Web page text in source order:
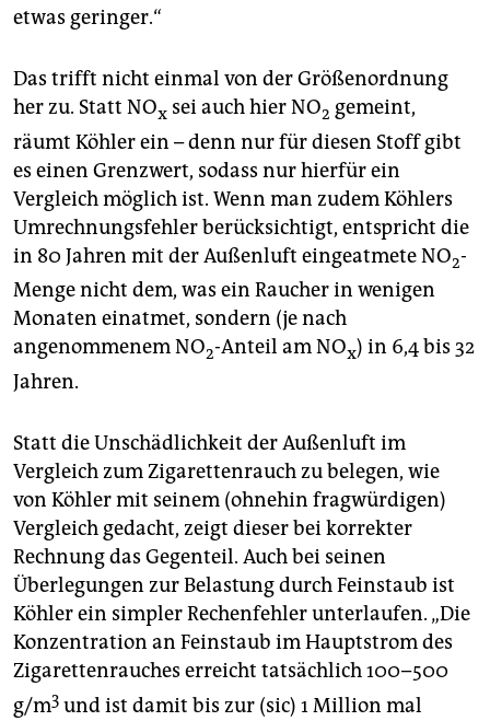
etwas geringer.“
Das trifft nicht einmal von der Größenordnung
her zu. Statt NOx sei auch hier NO2 gemeint,
räumt Köhler ein – denn nur für diesen Stoff gibt
es einen Grenzwert, sodass nur hierfür ein
Vergleich möglich ist. Wenn man zudem Köhlers
Umrechnungsfehler berücksichtigt, entspricht die
in 80 Jahren mit der Außenluft eingeatmete NO2-
Menge nicht dem, was ein Raucher in wenigen
Monaten einatmet, sondern (je nach
angenommenem NO2-Anteil am NOx) in 6,4 bis 32
Jahren.
Statt die Unschädlichkeit der Außenluft im
Vergleich zum Zigarettenrauch zu belegen, wie
von Köhler mit seinem (ohnehin fragwürdigen)
Vergleich gedacht, zeigt dieser bei korrekter
Rechnung das Gegenteil. Auch bei seinen
Überlegungen zur Belastung durch Feinstaub ist
Köhler ein simpler Rechenfehler unterlaufen. „Die
Konzentration an Feinstaub im Hauptstrom des
Zigarettenrauches erreicht tatsächlich 100–500
g/m3 und ist damit bis zur (sic) 1 Million mal